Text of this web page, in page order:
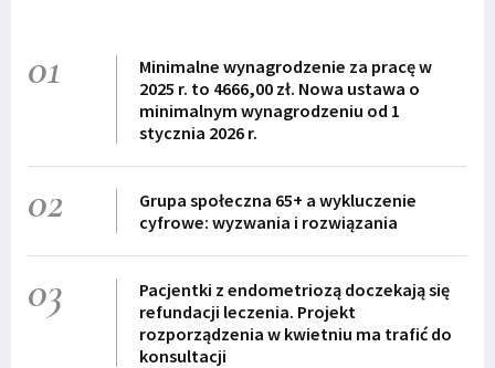
01
Minimalne wynagrodzenie za pracę w
2025 r. to 4666,00 zł. Nowa ustawa o
minimalnym wynagrodzeniu od 1
stycznia 2026 r.
02
Grupa społeczna 65+ a wykluczenie
cyfrowe: wyzwania i rozwiązania
03
Pacjentki z endometriozą doczekają się
refundacji leczenia. Projekt
rozporządzenia w kwietniu ma trafić do
konsultacji